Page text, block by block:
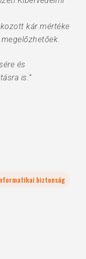
kár mértéke
és
is.”
biztonság